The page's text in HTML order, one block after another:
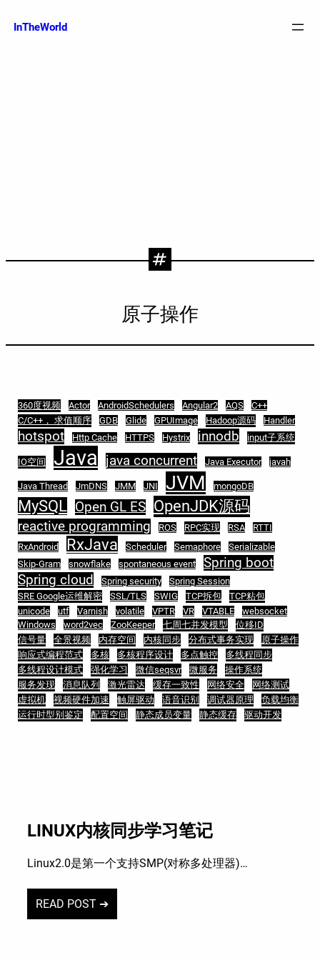
至InTheWorld
原子操作
360度视频 Actor AndroidSchedulers Angular2 AQS
C++
C/C++， 求值顺序
GDB Glide GPUImage Hadoop源码 Handler
hotspot Http Cache HTTPS Hystrix innodb input子系统
IO空间 Java java concurrent Java Executor javah
Java Thread JmDNS JMM JNI JVM mongoDB
MySQL Open GL ES OpenJDK源码
reactive programming ROS RPC实现 RSA
RTTI
RxAndroid
RxJava Scheduler Semaphore
Serializable
Skip-Gram
snowflake spontaneous event
Spring boot
Spring cloud
Spring security
Spring Session
SRE Google运维解密
SSL/TLS SWIG TCP拆包
TCP粘包
unicode
utf Varnish volatile VPTR VR VTABLE
websocket
Windows
word2vec ZooKeeper 七周七并发模型
位移ID
信号量
全景视频 内存空间 内核同步 分布式事务实现
原子操作
响应式编程范式
多核 多核程序设计 多点触控
多线程同步
多线程设计模式
强化学习 微信seqsvr 微服务
操作系统
服务发现
消息队列 激光雷达 缓存一致性 网络安全
网络测试
虚拟机
视频硬件加速 触屏驱动 语音识别 调试器原理
负载均衡
运行时型别鉴定
配置空间 静态成员变量 静态缓存 驱动开发
LINUX内核同步学习笔记
Linux2.0是第一个支持SMP(对称多处理器)…
READ POST ➔